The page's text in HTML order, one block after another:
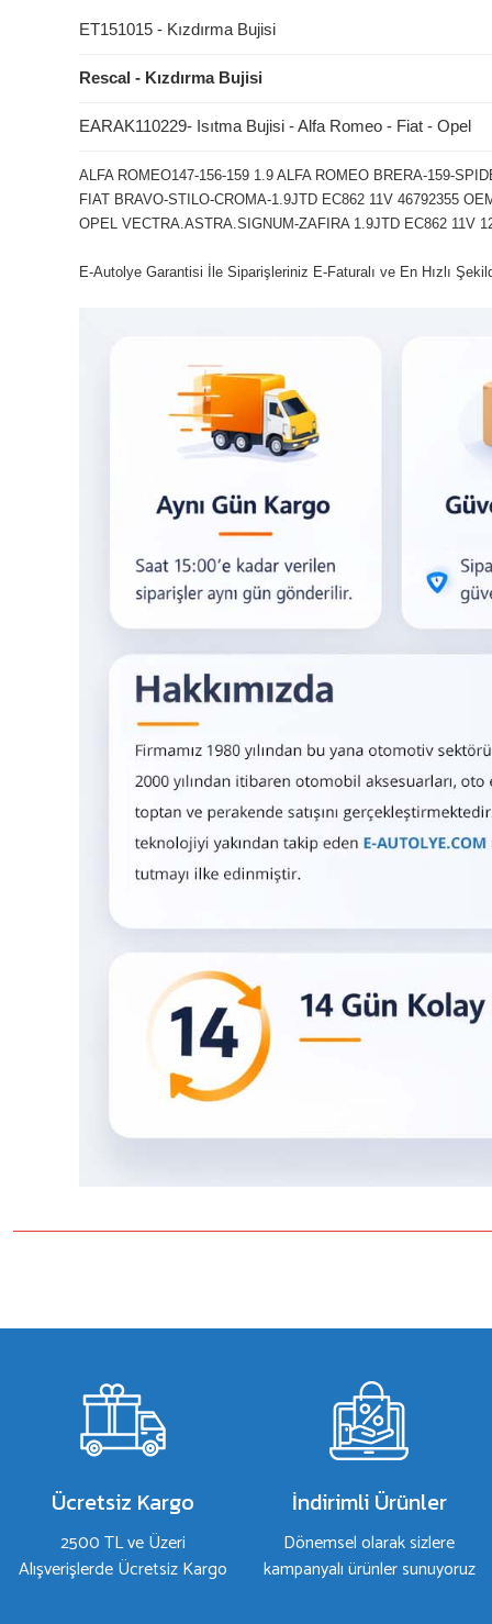
ET151015 - Kızdırma Bujisi
Rescal - Kızdırma Bujisi
EARAK110229- Isıtma Bujisi - Alfa Romeo - Fiat - Opel
ALFA ROMEO147-156-159 1.9 ALFA ROMEO BRERA-159-
FIAT BRAVO-STILO-CROMA-1.9JTD EC862 11V 46792355
OPEL VECTRA.ASTRA.SIGNUM-ZAFIRA 1.9JTD EC862 11V
E-Autolye Garantisi İle Siparişleriniz E-Faturalı ve En Hızlı
Ürün açıklamasında eksik bilgiler bulunuyor.
Ürün bilgilerinde hatalar bulunuyor.
Ürün fiyatı diğer sitelerden daha pahalı.
Bu ürüne benzer farklı alternatifler olmalı.
Ücretsiz Kargo
2500 TL ve Üzeri
Alışverişlerde Ücretsiz Kargo
İndirimli Ürünler
Dönemsel olarak sizlere
kampanyalı ürünler sunuyoruz